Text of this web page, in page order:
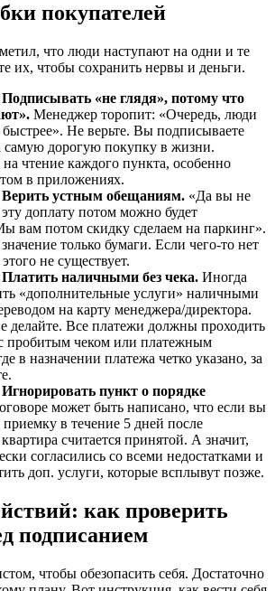
покупателей
что люди наступают на одни и те
их, чтобы сохранить нервы и деньги.
«не глядя», потому что
Менеджер торопит: «Очередь, люди
быстрее». Не верьте. Вы подписываете
самую дорогую покупку в жизни.
на чтение каждого пункта, особенно
в приложениях.
устным обещаниям. «Да вы не
доплату потом можно будет
вам потом скидку сделаем на паркинг».
только бумаги. Если чего-то нет
не существует.
наличными без чека. Иногда
«дополнительные услуги» наличными
на карту менеджера/директора.
делайте. Все платежи должны проходить
пробитым чеком или платежным
в назначении платежа четко указано, за
пункт о порядке
может быть написано, что если вы
приемку в течение 5 дней после
считается принятой. А значит,
согласились со всеми недостатками и
доп. услуги, которые всплывут позже.
как проверить
подписанием
чтобы обезопасить себя. Достаточно